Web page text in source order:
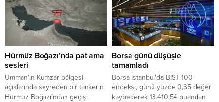
mali disiplin ve kalıcı fiyat istikrarı
hedefinden taviz verilmeyeceğini
vurguladı.
ve sevilen klasiklerin yer aldığı
Tivibu, her yaşa ve her zevke
hitap eden geniş, zengin film
seçkisiyle yaz tatili coşkusunu
artırıyor.
Hürmüz Boğazı’nda patlama
sesleri
Umman’ın Kumzar bölgesi
açıklarında seyreden bir tankerin
Hürmüz Boğazı’ndan geçişi
Borsa günü düşüşle
tamamladı
Borsa İstanbul'da BIST 100
endeksi, günü yüzde 0,35 değer
kaybederek 13.410,54 puandan